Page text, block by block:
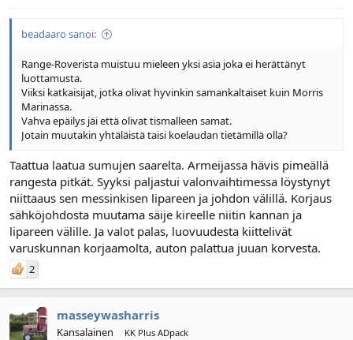
beadaaro sanoi:
Range-Roverista muistuu mieleen yksi asia joka ei herättänyt
luottamusta.
Viiksi katkaisijat, jotka olivat hyvinkin samankaltaiset kuin Morris
Marinassa.
Vahva epäilys jäi että olivat tismalleen samat.
Jotain muutakin yhtäläistä taisi koelaudan tietämillä olla?
Taattua laatua sumujen saarelta. Armeijassa hävis pimeällä
rangesta pitkät. Syyksi paljastui valonvaihtimessa löystynyt
niittaaus sen messinkisen lipareen ja johdon välillä. Korjaus
sähköjohdosta muutama säije kireelle niitin kannan ja
lipareen välille. Ja valot palas, luovuudesta kiittelivät
varuskunnan korjaamolta, auton palattua juuan korvesta.
2
masseywasharris
Kansalainen KK Plus ADpack